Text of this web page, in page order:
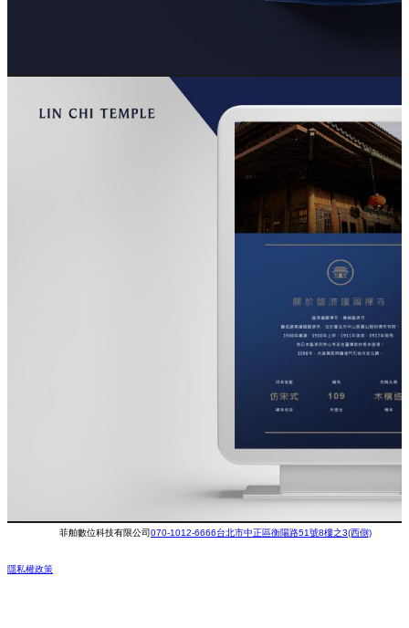
菲舶數位科技有限公司070-1012-6666台北市中正區衡陽路51號8樓之3(西側)
隱私權政策